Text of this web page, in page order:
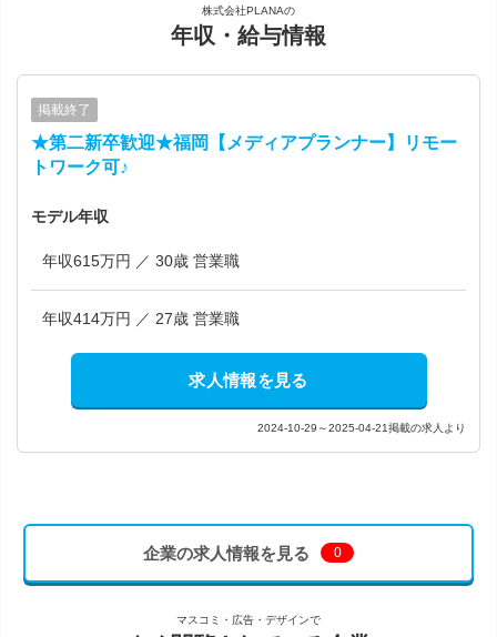
株式会社PLANAの
年収・給与情報
掲載終了
★第二新卒歓迎★福岡【メディアプランナー】リモー
トワーク可♪
モデル年収
年収615万円 ／ 30歳 営業職
年収414万円 ／ 27歳 営業職
求人情報を見る
2024-10-29～2025-04-21掲載の求人より
企業の求人情報を見る 0
マスコミ・広告・デザインで